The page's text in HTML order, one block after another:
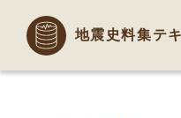
地震史料集テ